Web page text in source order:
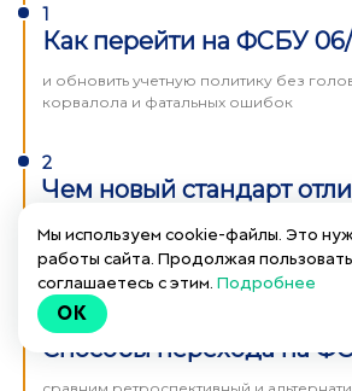
1
Как перейти на ФСБУ
и обновить учетную политику без
корвалола и фатальных ошибок
2
Чем новый стандарт
предыдущих
разберем новые понятия на примерах
3
Способы перехода на
Мы используем cookie-файлы. Это
работы сайта. Продолжая
соглашаетесь с этим. Подробнее
OK